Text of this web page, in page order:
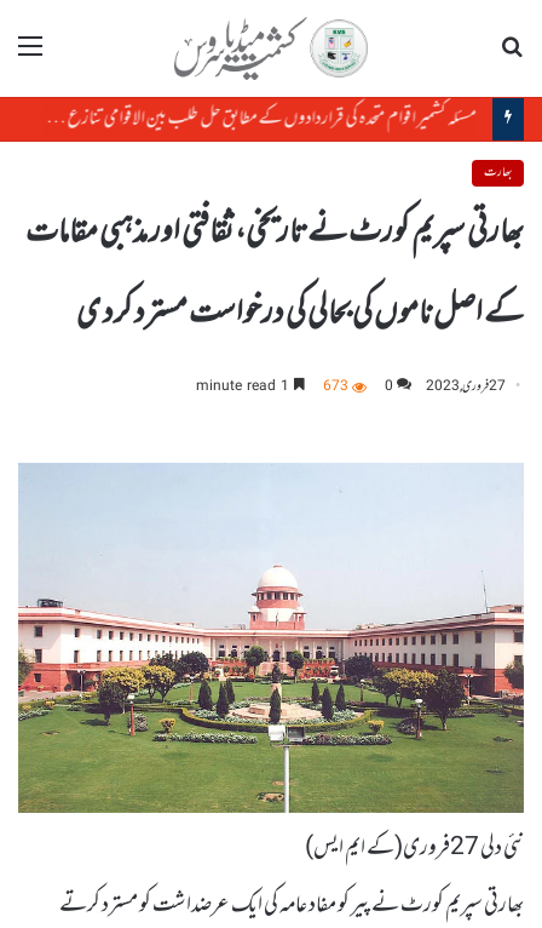
مینو
مسئلہ کشمیر اقوام متحدہ کی قراردادوں کے مطابق حل طلب بین الاقوامی تنازع ہے، حافظ حفیظ الرحمن
بھارت
بھارتی سپریم کورٹ نے تاریخی، ثقافتی اور مذہبی مقامات
کے اصل ناموں کی بحالی کی درخواست مسترد کرد ی
27 فروری, 2023 0
673
نئی دلی 27فروری(کے ایم ایس)
بھارتی سپریم کورٹ نے پیر کو مفاد عامہ کی ایک عرضداشت کو مسترد کرتے